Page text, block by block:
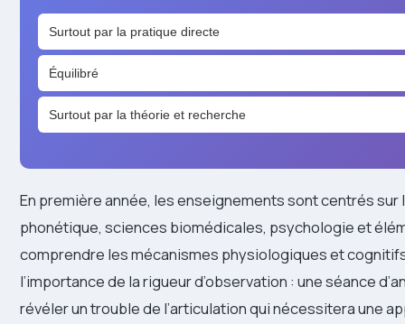
Surtout par la pratique directe
Équilibré
Surtout par la théorie et recherche
En première année, les enseignements sont centrés sur
phonétique, sciences biomédicales, psychologie et
comprendre les mécanismes physiologiques et
l’importance de la rigueur d’observation : une séance
révéler un trouble de l’articulation qui nécessitera une